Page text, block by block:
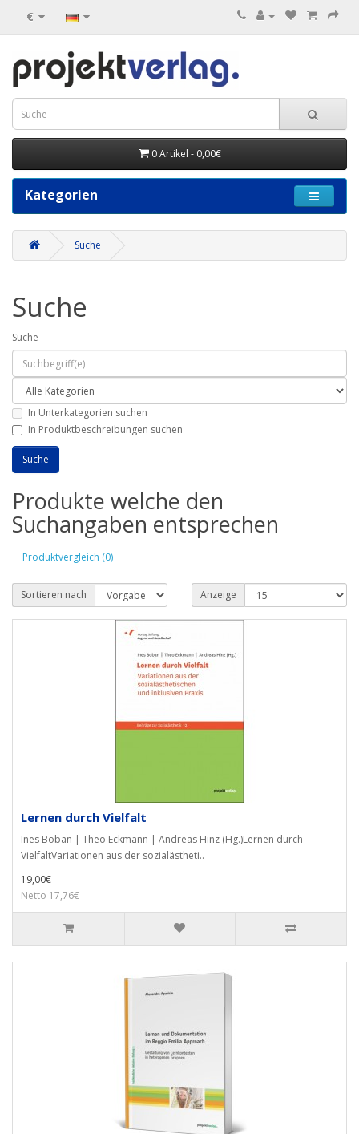
€
0 Artikel - 0,00€
Kategorien
Suche
Suche
Suche
In Unterkategorien suchen
In Produktbeschreibungen suchen
Produkte welche den
Suchangaben entsprechen
Produktvergleich (0)
Sortieren nach Anzeige
Lernen durch Vielfalt
Ines Boban | Theo Eckmann | Andreas Hinz (Hg.)Lernen durch
VielfaltVariationen aus der sozialästheti..
19,00€
Netto 17,76€